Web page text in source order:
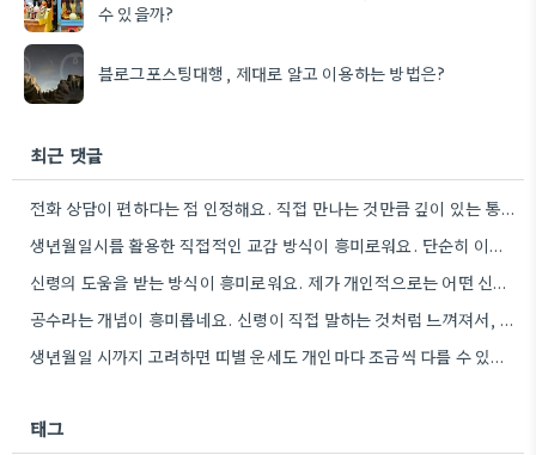
수 있을까?
블로그포스팅대행, 제대로 알고 이용하는 방법은?
최근 댓글
전화 상담이 편하다는 점 인정해요. 직접 만나는 것만큼 깊이 있는 통찰력을 얻기는 어려울 것 같아요.
생년월일시를 활용한 직접적인 교감 방식이 흥미로워요. 단순히 이론적 틀에 기대는 것보다, 개인의 상황에 맞춰 신령의…
신령의 도움을 받는 방식이 흥미로워요. 제가 개인적으로는 어떤 신령이 상담자의 상황에 맞춰 질문을 받아들이는지 궁금하네요.
공수라는 개념이 흥미롭네요. 신령이 직접 말하는 것처럼 느껴져서, 현대적인 AI 챗봇의 답변 방식과 연결해서 생각해…
생년월일 시까지 고려하면 띠별 운세도 개인마다 조금씩 다를 수 있네요. 특히 연말에 태어난 분들은 좀…
태그